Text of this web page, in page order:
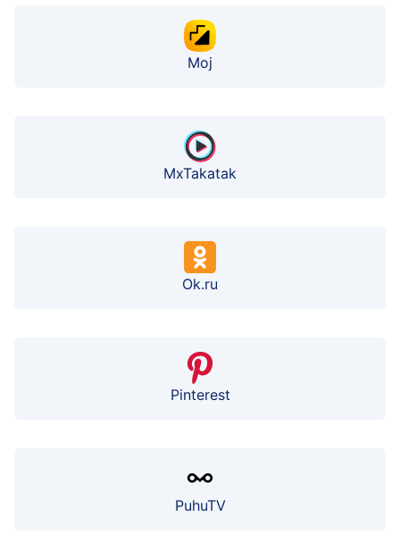
Moj
MxTakatak
Ok.ru
Pinterest
PuhuTV